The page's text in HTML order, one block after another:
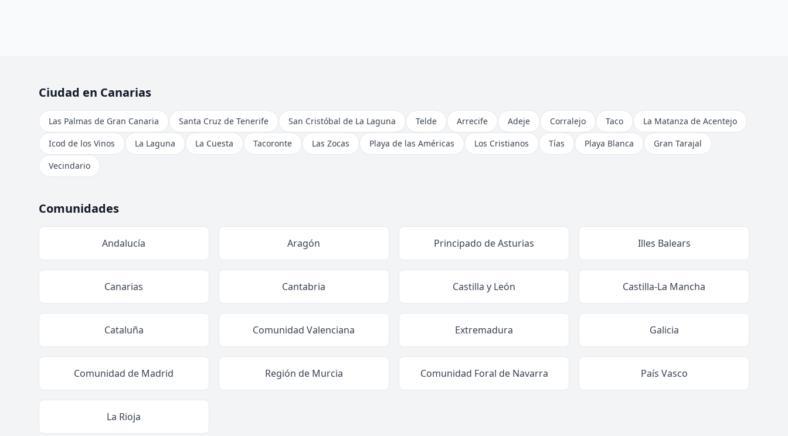
Ciudad en Canarias
Las Palmas de Gran Canaria Santa Cruz de Tenerife San Cristóbal de La Laguna Telde Arrecife Adeje Corralejo Taco
La Matanza de Acentejo
Icod de los Vinos
La Laguna La Cuesta Tacoronte Las Zocas Playa de las Américas Los Cristianos Tías Playa Blanca
Gran Tarajal
Vecindario
Comunidades
Andalucía Aragón Principado de Asturias Illes Balears
Canarias Cantabria Castilla y León Castilla-La Mancha
Cataluña Comunidad Valenciana Extremadura Galicia
Comunidad de Madrid Región de Murcia Comunidad Foral de Navarra País Vasco
La Rioja